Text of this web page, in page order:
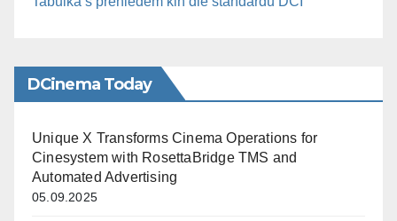
DCinema Today
Unique X Transforms Cinema Operations for
Cinesystem with RosettaBridge TMS and
Automated Advertising
05.09.2025